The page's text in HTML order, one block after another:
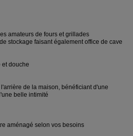
amateurs de fours et grillades
stockage faisant également office de cave
et douche
de la maison, bénéficiant d'une
belle intimité
aménagé selon vos besoins